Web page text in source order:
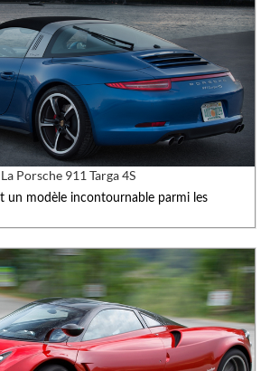
La Porsche 911 Targa 4S
un modèle incontournable parmi les